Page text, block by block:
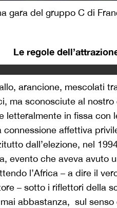
gara del gruppo C di
Le regole
arancione, mescolati
ma sconosciute al
letteralmente in fissa con
affettiva
dall’elezione, nel
evento che aveva avuto
l’Africa – a dire il
– sotto i riflettori della
abbastanza, sul